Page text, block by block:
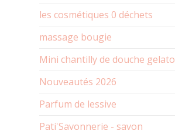
les cosmétiques 0 déchets
massage bougie
Mini chantilly de douche gelato
Nouveautés 2026
Parfum de lessive
Pati'Savonnerie - savon